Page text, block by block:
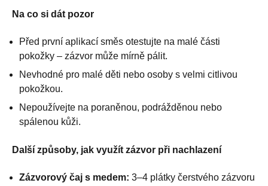
Na co si dát pozor
Před první aplikací směs otestujte na malé části
pokožky – zázvor může mírně pálit.
Nevhodné pro malé děti nebo osoby s velmi citlivou
pokožkou.
Nepoužívejte na poraněnou, podrážděnou nebo
spálenou kůži.
Další způsoby, jak využít zázvor při nachlazení
Zázvorový čaj s medem: 3–4 plátky čerstvého zázvoru